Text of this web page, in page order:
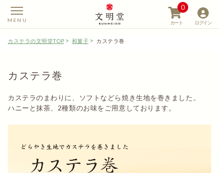
【カステラの文明堂】
ログイン
カート
0
カステラの文明堂TOP 和菓子 カステラ巻
カステラ巻
カステラのまわりに、ソフトなどら焼き生地を巻きました。
ハニーと抹茶、2種類のお味をご用意しております。